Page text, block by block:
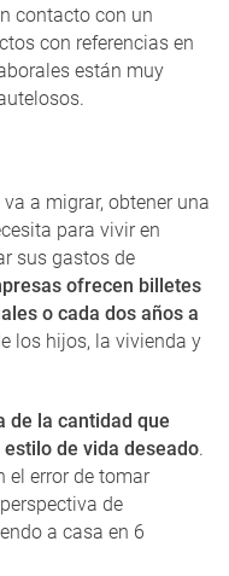
contacto con un
con referencias en
están muy
a migrar, obtener una
para vivir en
sus gastos de
ofrecen billetes
o cada dos años a
los hijos, la vivienda y
la cantidad que
de vida deseado.
el error de tomar
de
a casa en 6